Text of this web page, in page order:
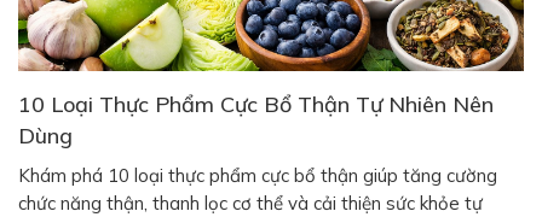
10 Loại Thực Phẩm Cực Bổ Thận Tự Nhiên Nên
Dùng
Khám phá 10 loại thực phẩm cực bổ thận giúp tăng cường
chức năng thận, thanh lọc cơ thể và cải thiện sức khỏe tự